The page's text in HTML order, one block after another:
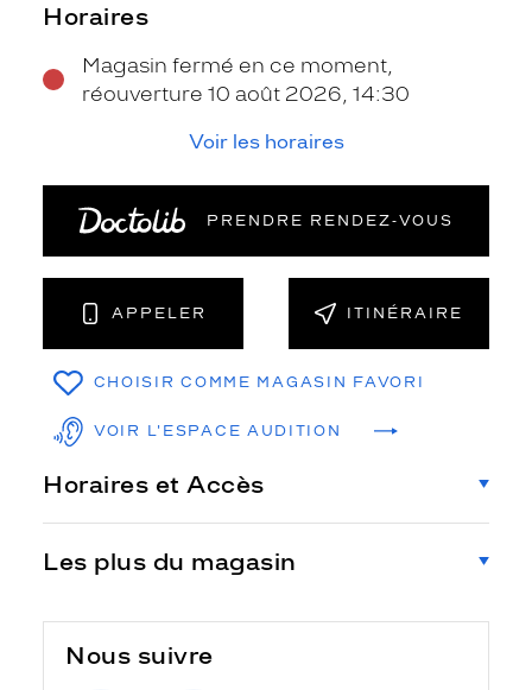
Horaires
Magasin fermé en ce moment,
réouverture 10 août 2026, 14:30
Voir les horaires
PRENDRE RENDEZ‑VOUS
APPELER ITINÉRAIRE
CHOISIR COMME MAGASIN FAVORI
VOIR L'ESPACE AUDITION
Horaires et Accès
Les plus du magasin
Nous suivre